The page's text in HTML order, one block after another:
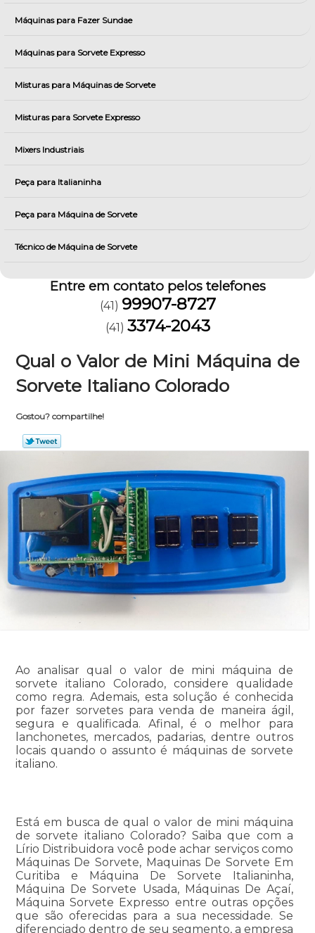
Máquinas para Fazer Sundae
Máquinas para Sorvete Expresso
Misturas para Máquinas de Sorvete
Misturas para Sorvete Expresso
Mixers Industriais
Peça para Italianinha
Peça para Máquina de Sorvete
Técnico de Máquina de Sorvete
Entre em contato pelos telefones
(41) 99907-8727
(41) 3374-2043
Qual o Valor de Mini Máquina de
Sorvete Italiano Colorado
Gostou? compartilhe!
Ao analisar qual o valor de mini máquina de
sorvete italiano Colorado, considere qualidade
como regra. Ademais, esta solução é conhecida
por fazer sorvetes para venda de maneira ágil,
segura e qualificada. Afinal, é o melhor para
lanchonetes, mercados, padarias, dentre outros
locais quando o assunto é máquinas de sorvete
italiano.
Está em busca de qual o valor de mini máquina
de sorvete italiano Colorado? Saiba que com a
Lírio Distribuidora você pode achar serviços como
Máquinas De Sorvete, Maquinas De Sorvete Em
Curitiba e Máquina De Sorvete Italianinha,
Máquina De Sorvete Usada, Máquinas De Açaí,
Máquina Sorvete Expresso entre outras opções
que são oferecidas para a sua necessidade. Se
diferenciado dentro de seu segmento, a empresa